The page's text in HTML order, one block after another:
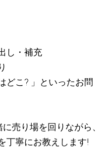
し・補充
どこ? 」といったお問
売り場を回りながら、
丁寧にお教えします!